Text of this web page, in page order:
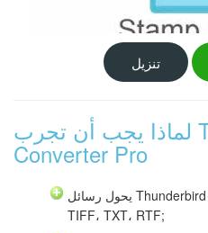
تنزيل
لماذا يجب أن تجرب Total Thunderbird
Converter Pro
يحول رسائل Thunderbird إلى PDF، DOC، HTML، JPEG،
TIFF، TXT، RTF;